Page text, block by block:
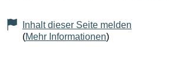
Inhalt dieser Seite melden
(Mehr Informationen)